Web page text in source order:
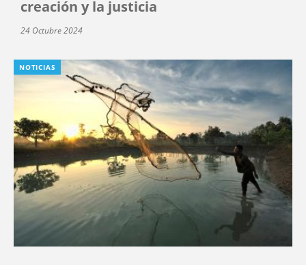
creación y la justicia
24 Octubre 2024
NOTICIAS